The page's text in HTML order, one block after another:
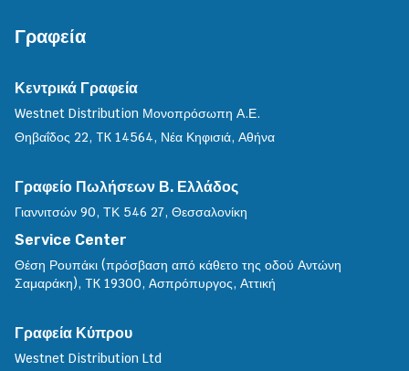
Γραφεία
Κεντρικά Γραφεία
Westnet Distribution Μονοπρόσωπη Α.Ε.
Θηβαΐδος 22, TK 14564, Νέα Κηφισιά, Αθήνα
Γραφείο Πωλήσεων Β. Ελλάδος
Γιαννιτσών 90, ΤΚ 546 27, Θεσσαλονίκη
Service Center
Θέση Ρουπάκι (πρόσβαση από κάθετο της οδού Αντώνη
Σαμαράκη), TK 19300, Aσπρόπυργος, Αττική
Γραφεία Κύπρου
Westnet Distribution Ltd